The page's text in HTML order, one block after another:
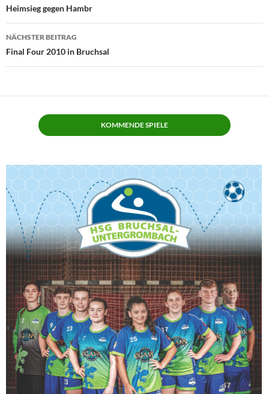
Heimsieg gegen Hambr
NÄCHSTER BEITRAG
Final Four 2010 in Bruchsal
KOMMENDE SPIELE